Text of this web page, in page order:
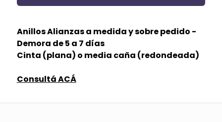
Anillos Alianzas a medida y sobre pedido -
Demora de 5 a 7 días
Cinta (plana) o media caña (redondeada)
Consultá ACÁ